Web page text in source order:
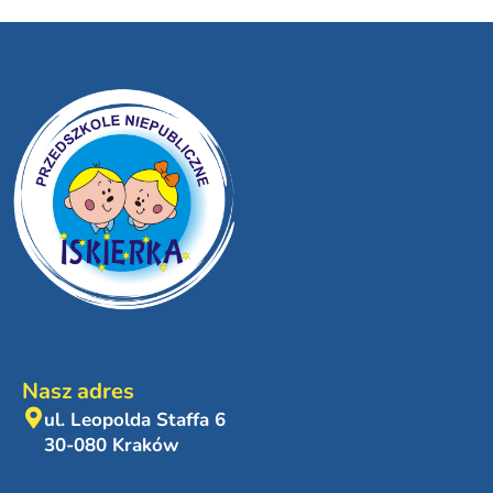
Nasz adres
ul. Leopolda Staffa 6
30-080 Kraków